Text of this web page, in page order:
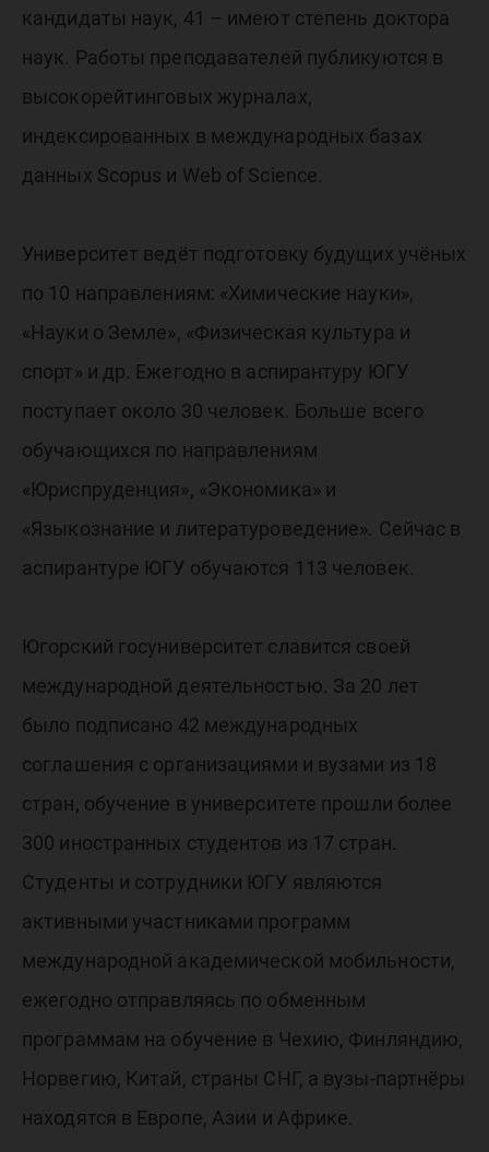
кандидаты наук, 41 – имеют степень доктора
наук. Работы преподавателей публикуются в
высокорейтинговых журналах,
индексированных в международных базах
данных Scopus и Web of Science.
Университет ведёт подготовку будущих учёных
по 10 направлениям: «Химические науки»,
«Науки о Земле», «Физическая культура и
спорт» и др. Ежегодно в аспирантуру ЮГУ
поступает около 30 человек. Больше всего
обучающихся по направлениям
«Юриспруденция», «Экономика» и
«Языкознание и литературоведение». Сейчас в
аспирантуре ЮГУ обучаются 113 человек.
Югорский госуниверситет славится своей
международной деятельностью. За 20 лет
было подписано 42 международных
соглашения с организациями и вузами из 18
стран, обучение в университете прошли более
300 иностранных студентов из 17 стран.
Студенты и сотрудники ЮГУ являются
активными участниками программ
международной академической мобильности,
ежегодно отправляясь по обменным
программам на обучение в Чехию, Финляндию,
Норвегию, Китай, страны СНГ, а вузы-партнёры
находятся в Европе, Азии и Африке.